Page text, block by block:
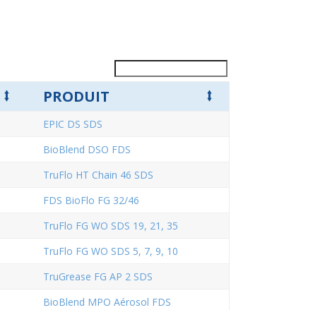
⭥ PRODUIT ⭥
EPIC DS SDS
BioBlend DSO FDS
TruFlo HT Chain 46 SDS
FDS BioFlo FG 32/46
TruFlo FG WO SDS 19, 21, 35
TruFlo FG WO SDS 5, 7, 9, 10
TruGrease FG AP 2 SDS
BioBlend MPO Aérosol FDS